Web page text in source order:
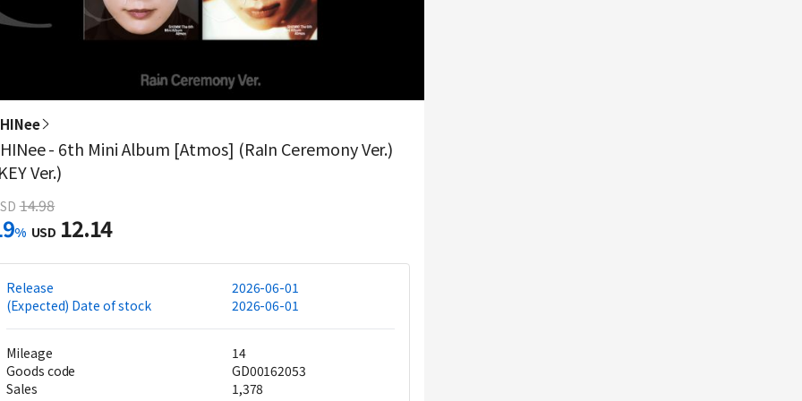
- 6th Mini Album [Atmos] (RaIn Ceremony Ver.)
Ver.)
14.98
% USD 12.14
Release
2026-06-01
(Expected) Date of stock
2026-06-01
Mileage
14
Goods code
GD00162053
Sales
1,378